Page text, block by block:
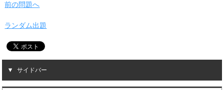
前の問題へ
ランダム出題
サイドバー